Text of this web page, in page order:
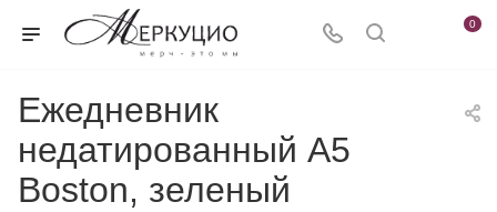
0
Ежедневник
недатированный А5
Boston, зеленый